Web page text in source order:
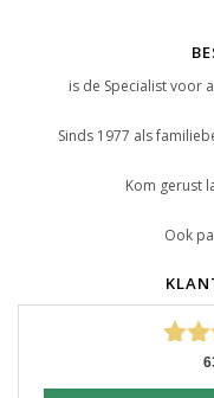
is de Specialist voor
Sinds 1977 als
Kom gerust
Ook